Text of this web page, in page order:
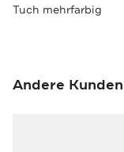
Tuch mehrfarbig
Andere